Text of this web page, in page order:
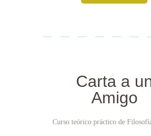
Carta a
Amigo
Curso teórico práctico de